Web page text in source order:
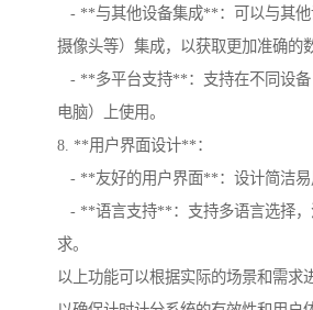
- **与其他设备集成**：可以与其他
摄像头等）集成，以获取更加准确的
- **多平台支持**：支持在不同设备
电脑）上使用。
8. **用户界面设计**：
- **友好的用户界面**：设计简洁易
- **语言支持**：支持多语言选择，
求。
以上功能可以根据实际的场景和需求